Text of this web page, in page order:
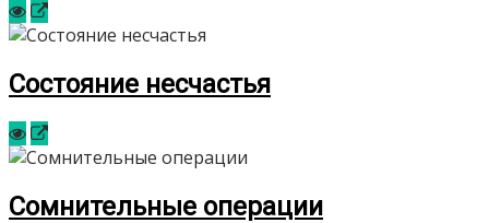
Состояние несчастья
Сомнительные операции